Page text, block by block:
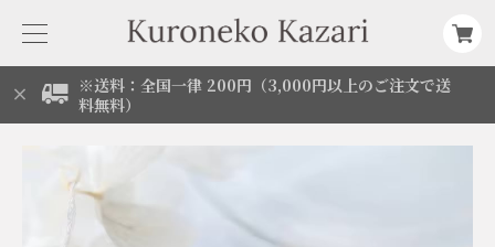
※送料：全国一律 200円（3,000円以上のご注文で送
料無料）